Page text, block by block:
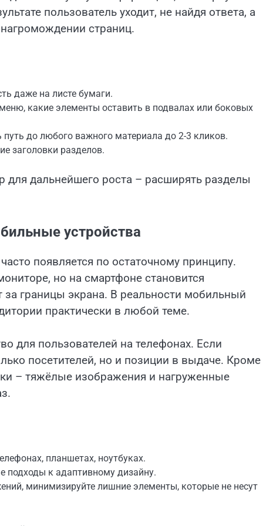
пользователь уходит, не найдя ответа, а
страниц.
даже на листе бумаги.
какие элементы оставить в подвалах или боковых
до любого важного материала до 2-3 кликов.
заголовки разделов.
для дальнейшего роста – расширять разделы
устройства
появляется по остаточному принципу.
но на смартфоне становится
за границы экрана. В реальности мобильный
практически в любой теме.
для пользователей на телефонах. Если
посетителей, но и позиции в выдаче. Кроме
– тяжёлые изображения и нагруженные
планшетах, ноутбуках.
подходы к адаптивному дизайну.
минимизируйте лишние элементы, которые не несут